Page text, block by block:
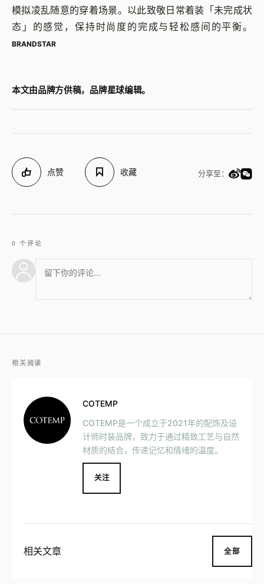
模拟凌乱随意的穿着场景。以此致敬日常着装「未完成状
态」的感觉，保持时尚度的完成与轻松感间的平衡。
BRANDSTAR
本文由品牌方供稿，品牌星球编辑。
点赞 收藏 分享至：
0 个评论
相关阅读
COTEMP
COTEMP是一个成立于2021年的配饰及设
计师时装品牌，致力于通过精致工艺与自然
材质的结合，传递记忆和情绪的温度。
关注
相关文章 全部